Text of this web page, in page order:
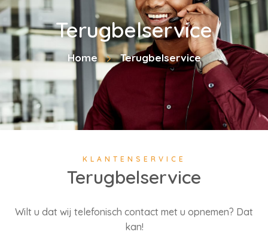
Terugbelservice
Home Terugbelservice
Terugbelservice
KLANTENSERVICE
Wilt u dat wij telefonisch contact met u opnemen? Dat
kan!